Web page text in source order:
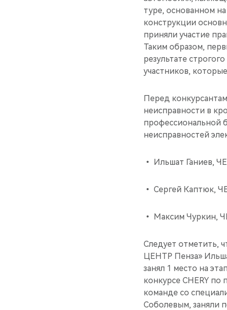
туре, основанном
конструкции
приняли участие
Таким образом,
результате
участников,
Перед
неисправности в
профессиональной
неисправностей
• Ильшат Ганиев,
• Сергей Каптюк,
• Максим Чуркин,
Следует отметить,
ЦЕНТР Пенза»
занял 1 место на
конкурсе CHERY
команде со
Соболевым, заняли